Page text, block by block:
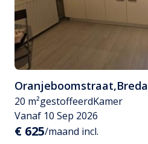
Oranjeboomstraat,Breda
20 m²gestoffeerdKamer
Vanaf 10 Sep 2026
€ 625/maand incl.